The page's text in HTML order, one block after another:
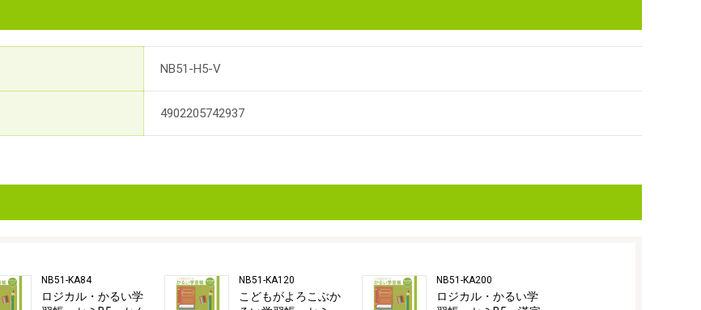
NB51-H5-V
4902205742937
NB51-KA84
ロジカル・かるい学
NB51-KA120
こどもがよろこぶか
NB51-KA200
ロジカル・かるい学